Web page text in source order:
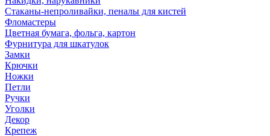
Стаканы-непроливайки, пеналы для кистей
Фломастеры
Цветная бумага, фольга, картон
Фурнитура для шкатулок
Замки
Крючки
Ножки
Петли
Ручки
Уголки
Декор
Крепеж